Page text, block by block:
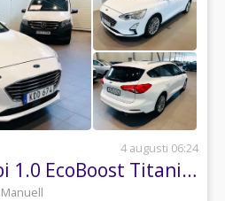
4 augusti 06:24
Ford Focus Kombi 1.0 EcoBoost Titanium Euro 6
Manuell